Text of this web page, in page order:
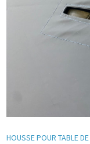
HOUSSE POUR TABLE